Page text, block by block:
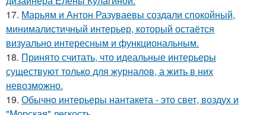
17. Марьям и Антон Разуваевы создали спокойный,
минималистичный интерьер, который остаётся
визуально интересным и функциональным.
18. Принято считать, что идеальные интерьеры
существуют только для журналов, а жить в них
невозможно.
19. Обычно интерьеры нантакета - это свет, воздух и